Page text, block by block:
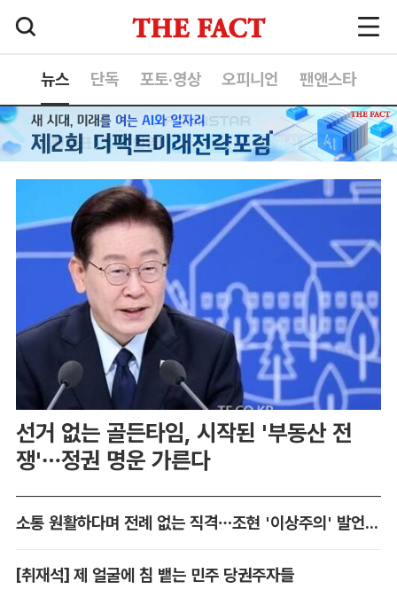
뉴스 단독 포토·영상 오피니언 팬앤스타
선거 없는 골든타임, 시작된 '부동산 전
쟁'…정권 명운 가른다
소통 원활하다며 전례 없는 직격…조현 '이상주의' 발언 논란
[취재석] 제 얼굴에 침 뱉는 민주 당권주자들